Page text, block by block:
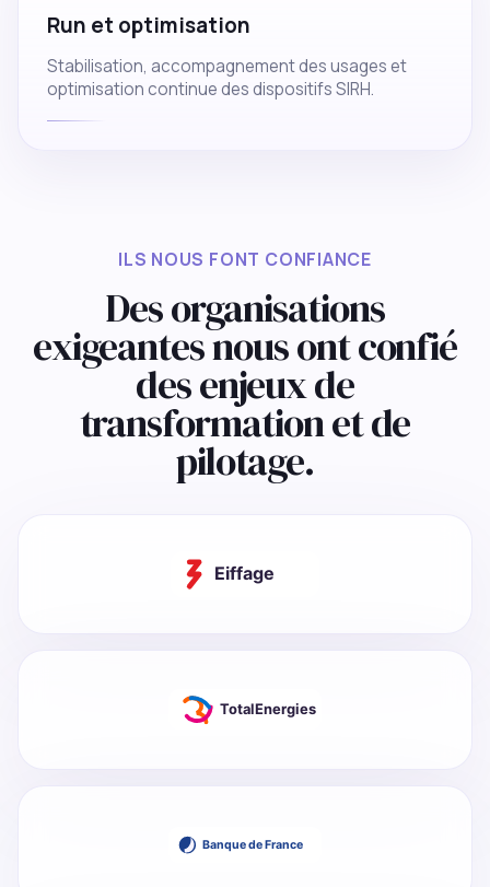
Run et optimisation
Stabilisation, accompagnement des usages et
optimisation continue des dispositifs SIRH.
ILS NOUS FONT CONFIANCE
Des organisations
exigeantes nous ont confié
des enjeux de
transformation et de
pilotage.